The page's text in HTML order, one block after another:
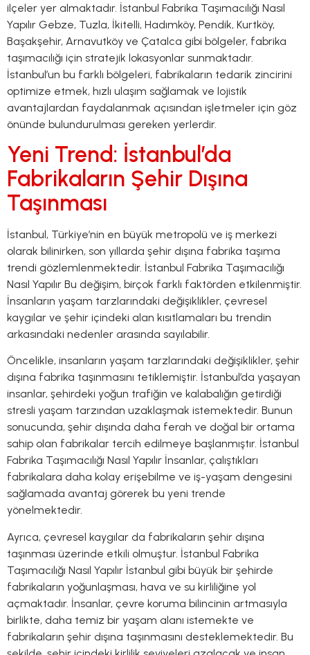
ilçeler yer almaktadır. İstanbul Fabrika Taşımacılığı Nasıl
Yapılır Gebze, Tuzla, İkitelli, Hadımköy, Pendik, Kurtköy,
Başakşehir, Arnavutköy ve Çatalca gibi bölgeler, fabrika
taşımacılığı için stratejik lokasyonlar sunmaktadır.
İstanbul’un bu farklı bölgeleri, fabrikaların tedarik zincirini
optimize etmek, hızlı ulaşım sağlamak ve lojistik
avantajlardan faydalanmak açısından işletmeler için göz
önünde bulundurulması gereken yerlerdir.
Yeni Trend: İstanbul’da
Fabrikaların Şehir Dışına
Taşınması
İstanbul, Türkiye’nin en büyük metropolü ve iş merkezi
olarak bilinirken, son yıllarda şehir dışına fabrika taşıma
trendi gözlemlenmektedir. İstanbul Fabrika Taşımacılığı
Nasıl Yapılır Bu değişim, birçok farklı faktörden etkilenmiştir.
İnsanların yaşam tarzlarındaki değişiklikler, çevresel
kaygılar ve şehir içindeki alan kısıtlamaları bu trendin
arkasındaki nedenler arasında sayılabilir.
Öncelikle, insanların yaşam tarzlarındaki değişiklikler, şehir
dışına fabrika taşınmasını tetiklemiştir. İstanbul’da yaşayan
insanlar, şehirdeki yoğun trafiğin ve kalabalığın getirdiği
stresli yaşam tarzından uzaklaşmak istemektedir. Bunun
sonucunda, şehir dışında daha ferah ve doğal bir ortama
sahip olan fabrikalar tercih edilmeye başlanmıştır. İstanbul
Fabrika Taşımacılığı Nasıl Yapılır İnsanlar, çalıştıkları
fabrikalara daha kolay erişebilme ve iş-yaşam dengesini
sağlamada avantaj görerek bu yeni trende
yönelmektedir.
Ayrıca, çevresel kaygılar da fabrikaların şehir dışına
taşınması üzerinde etkili olmuştur. İstanbul Fabrika
Taşımacılığı Nasıl Yapılır İstanbul gibi büyük bir şehirde
fabrikaların yoğunlaşması, hava ve su kirliliğine yol
açmaktadır. İnsanlar, çevre koruma bilincinin artmasıyla
birlikte, daha temiz bir yaşam alanı istemekte ve
fabrikaların şehir dışına taşınmasını desteklemektedir. Bu